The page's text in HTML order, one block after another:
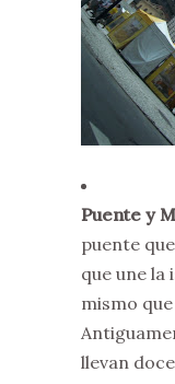
Puente y
puente
que une la
mismo
llevan